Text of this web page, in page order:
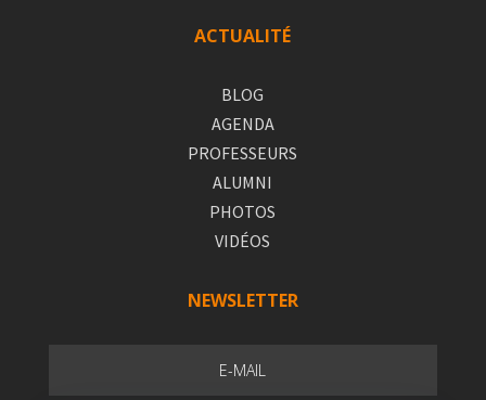
ACTUALITÉ
BLOG
AGENDA
PROFESSEURS
ALUMNI
PHOTOS
VIDÉOS
NEWSLETTER